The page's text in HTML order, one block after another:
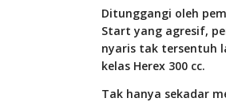
Ditunggangi oleh
Start yang agresif,
nyaris tak tersentuh
kelas Herex 300 cc.
Tak hanya sekadar